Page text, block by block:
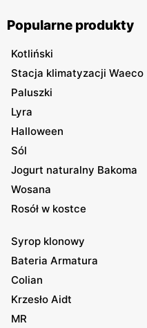
Popularne produkty
Kotliński
Stacja klimatyzacji Waeco
Paluszki
Lyra
Halloween
Sól
Jogurt naturalny Bakoma
Wosana
Rosół w kostce
Syrop klonowy
Bateria Armatura
Colian
Krzesło Aidt
MR